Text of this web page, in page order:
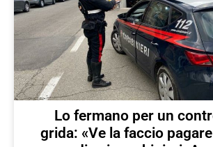
Lo fermano per un
grida: «Ve la faccio